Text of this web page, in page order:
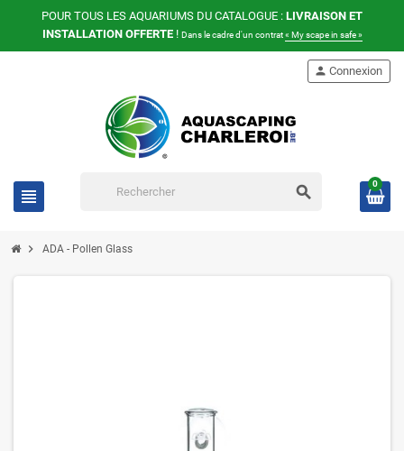
POUR TOUS LES AQUARIUMS DU CATALOGUE : LIVRAISON ET
INSTALLATION OFFERTE! Dans le cadre d'un contrat« My scape in safe »
view_headline search
person Connexion
0
chevron_right ADA - Pollen Glass